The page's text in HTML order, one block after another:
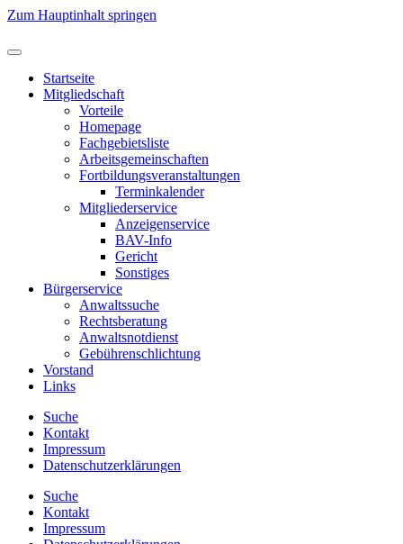
Zum Hauptinhalt springen
Startseite
Mitgliedschaft
Vorteile
Homepage
Fachgebietsliste
Arbeitsgemeinschaften
Fortbildungsveranstaltungen
Terminkalender
Mitgliederservice
Anzeigenservice
BAV-Info
Gericht
Sonstiges
Bürgerservice
Anwaltssuche
Rechtsberatung
Anwaltsnotdienst
Gebührenschlichtung
Vorstand
Links
Suche
Kontakt
Impressum
Datenschutzerklärungen
Suche
Kontakt
Impressum